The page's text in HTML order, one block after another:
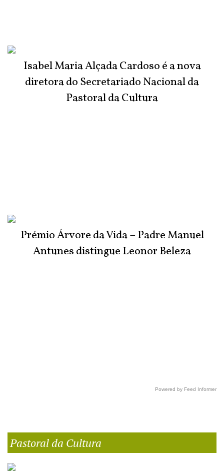
Isabel Maria Alçada Cardoso é a nova
diretora do Secretariado Nacional da
Pastoral da Cultura
Prémio Árvore da Vida – Padre Manuel
Antunes distingue Leonor Beleza
Powered by Feed Informer
Pastoral da Cultura